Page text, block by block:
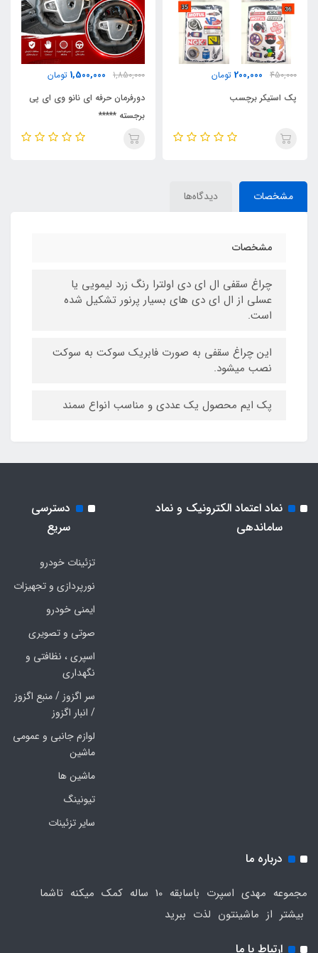
1,850,000
1,500,000
دورفرمان حرفه ای نانو وی ای پی
900,000
730,000
سردنده اسپرت 508
مشخصات دیدگاه‌ها
مشخصات
چراغ سقفی ال ای دی اولترا رنگ زرد لیمویی یا
عسلی از ال ای دی های بسیار پرنور تشکیل شده
است.
این چراغ سقفی به صورت فابریک سوکت به سوکت
نصب میشود.
پک ایم محصول یک عددی و مناسب انواع سمند
نماد اعتماد الکترونیک و نماد
ساماندهی
دسترسی
سریع
تزئینات خودرو
نورپردازی و تجهیزات
ایمنی خودرو
صوتی و تصویری
اسپری ، نظافتی و
نگهداری
سر اگزوز / منبع اگزوز
/ انبار اگزوز
لوازم جانبی و عمومی
ماشین
ماشین ها
تیونینگ
سایر تزئینات
درباره ما
مجموعه مهدی اسپرت باسابقه 10 ساله کمک میکنه تاشما
بیشتر از ماشینتون لذت ببرید
ارتباط با ما